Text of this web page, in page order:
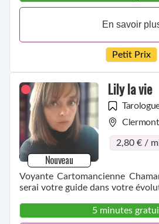
En savoir
Petit Prix
Nouveau
Lily la vie
2,80 € /
Voyante Cartomancienne
serai votre guide dans votre
5 minutes